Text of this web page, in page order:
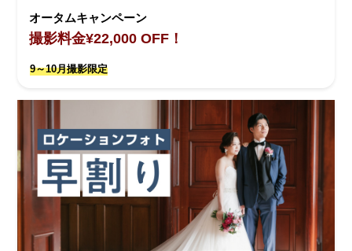
オータムキャンペーン
撮影料金¥22,000 OFF！
9～10月撮影限定